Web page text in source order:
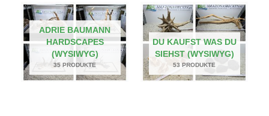
ADRIE BAUMANN
HARDSCAPES
(WYSIWYG)
35 PRODUKTE
DU KAUFST WAS DU
SIEHST (WYSIWYG)
53 PRODUKTE